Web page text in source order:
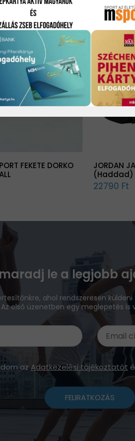
FEKETE DORKO
JORDAN
(Haddad)
22790 Ft
le a legjobb
ahol rendszeresen
Az első üzenetben egy meglepetés is
azAdatkezelési tájékoztatót
FELIRATKOZÁS